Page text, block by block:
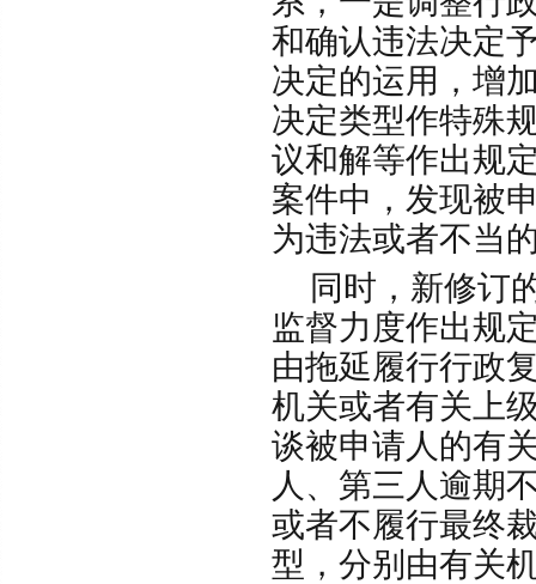
和确认违法决定
决定的运用，增
决定类型作特殊
议和解等作出规
案件中，发现被
为违法或者不当
同时，新修订
监督力度作出规
由拖延履行行政
机关或者有关上
谈被申请人的有
人、第三人逾期
或者不履行最终
型，分别由有关